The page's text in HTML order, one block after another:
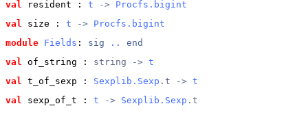
val
resident : t -> Procfs.bigint
val
size : t -> Procfs.bigint
module Fields : sig ..
end
val
of_string : string -> t
val
t_of_sexp : Sexplib.Sexp .t -> t
val
sexp_of_t : t -> Sexplib.Sexp .t